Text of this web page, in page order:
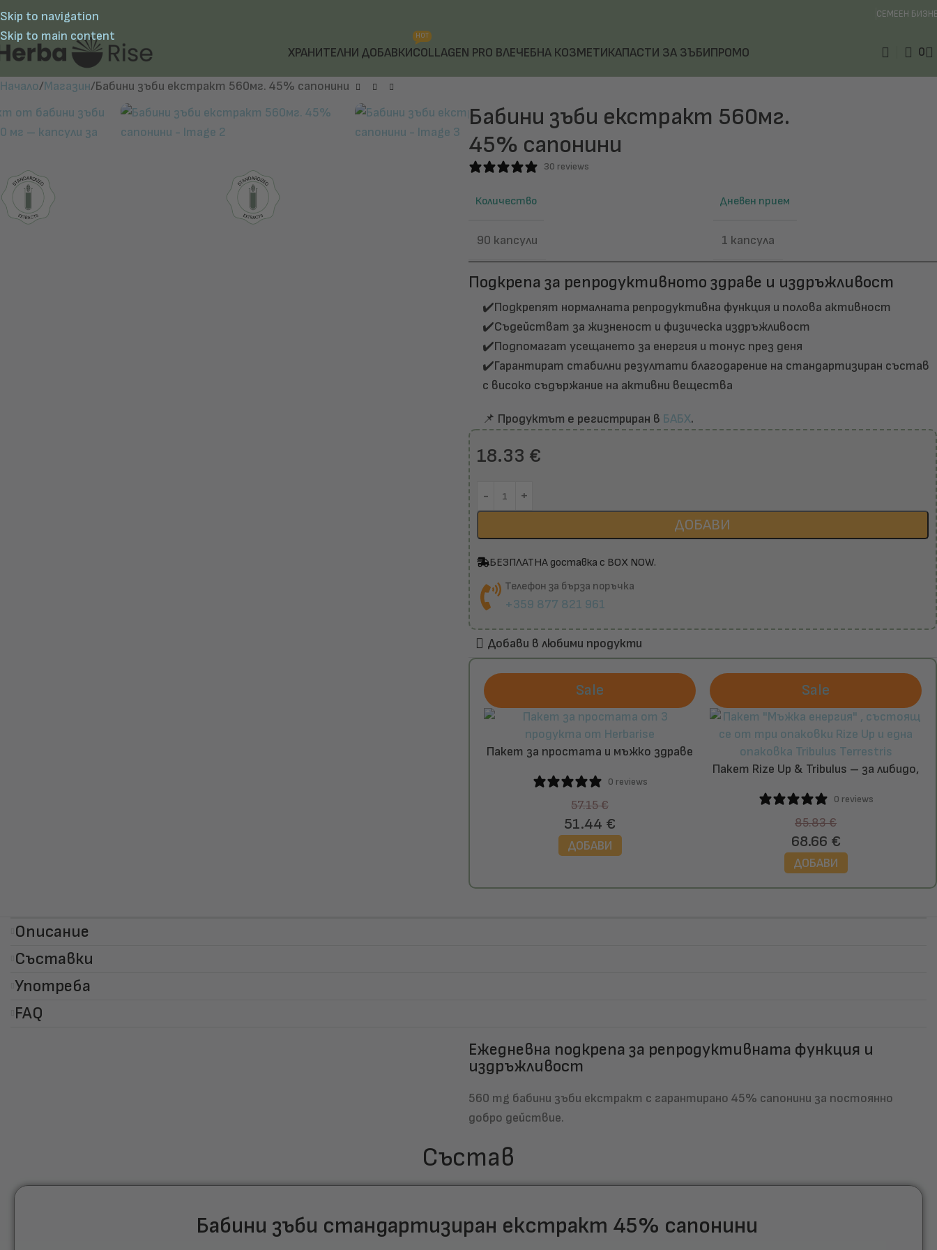
Skip to navigation
Skip to main content
СЕМЕЕН
ХРАНИТЕЛНИ ДОБАВКИCOLLAGEN PRO B
HOT
ЛЕЧЕБНА КОЗМЕТИКАПАСТИ ЗА ЗЪБИПРОМО 0
Начало Магазин Бабини зъби екстракт 560мг. 45% сапонини
Бабини зъби екстракт 560мг.
45% сапонини
30 reviews
Количество
90 капсули
Дневен прием
1 капсула
Подкрепа за репродуктивното здраве и издръжливост
✔️Подкрепят нормалната репродуктивна функция и полова активност
✔️Съдействат за жизненост и физическа издръжливост
✔️Подпомагат усещането за енергия и тонус през деня
✔️Гарантират стабилни резултати благодарение на стандартизиран състав
с високо съдържание на активни вещества
📌 Продуктът е регистриран в БАБХ.
18.33 €
ДОБАВИ
БЕЗПЛАТНА доставка с BOX NOW.
Телефон за бърза поръчка
+359 877 821 961
Добави в любими продукти
Sale
Пакет за простата и мъжко здраве
0 reviews
57.15€
51.44 €
ДОБАВИ
Sale
Пакет Rize Up & Tribulus – за либидо,
0 reviews
85.83€
68.66 €
ДОБАВИ
Описание
Съставки
Употреба
FAQ
Ежедневна подкрепа за репродуктивната функция и
издръжливост
560 mg бабини зъби екстракт с гарантирано 45% сапонини за постоянно
добро действие.
Състав
Бабини зъби стандартизиран екстракт 45% сапонини